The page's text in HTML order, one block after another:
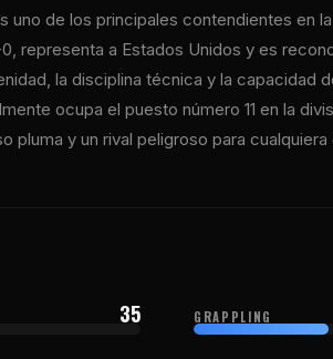
de los principales contendientes en
representa a Estados Unidos y es
la disciplina técnica y la capacidad
ocupa el puesto número 11 en la
pluma y un rival peligroso para
35 GRAPPLING